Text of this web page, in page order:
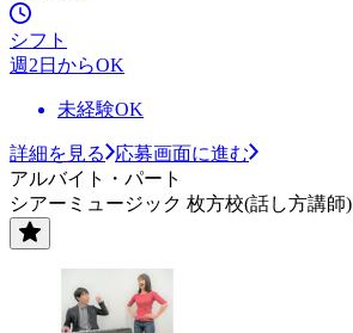
シフト
週2日からOK
未経験OK
詳細を見る
応募画面に進む
アルバイト・パート
シアーミュージック 枚方校(話し方講師)